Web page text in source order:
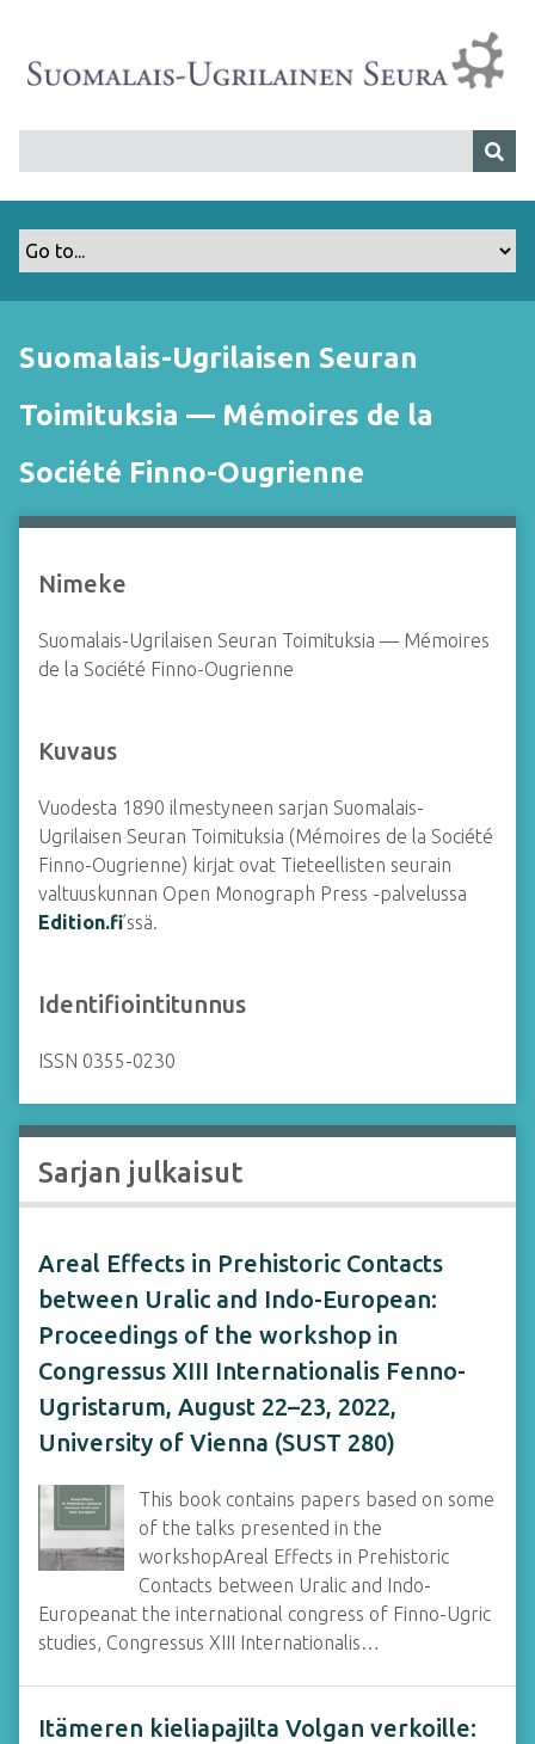
i
Suomalais-Ugrilaisen Seuran
Toimituksia — Mémoires de la
Société Finno-Ougrienne
Nimeke
Suomalais-Ugrilaisen Seuran Toimituksia — Mémoires
de la Société Finno-Ougrienne
Kuvaus
Vuodesta 1890 ilmestyneen sarjan Suomalais-
Ugrilaisen Seuran Toimituksia (Mémoires de la Société
Finno-Ougrienne) kirjat ovat Tieteellisten seurain
valtuuskunnan Open Monograph Press -palvelussa
Edition.fi’ssä.
Identifiointitunnus
ISSN 0355-0230
Sarjan julkaisut
Areal Effects in Prehistoric Contacts
between Uralic and Indo-European:
Proceedings of the workshop in
Congressus XIII Internationalis Fenno-
Ugristarum, August 22–23, 2022,
University of Vienna (SUST 280)
This book contains papers based on some
of the talks presented in the
workshopAreal Effects in Prehistoric
Contacts between Uralic and Indo-
Europeanat the international congress of Finno-Ugric
studies, Congressus XIII Internationalis…
Itämeren kieliapajilta Volgan verkoille: